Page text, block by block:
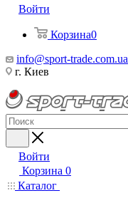
Войти
Корзина0
info@sport-trade.com.ua
г. Киев
Войти
Корзина 0
Каталог